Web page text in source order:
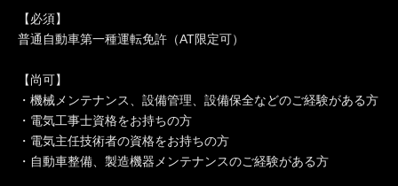
【必須】
普通自動車第一種運転免許（AT限定可）
【尚可】
・機械メンテナンス、設備管理、設備保全などのご経験がある方
・電気工事士資格をお持ちの方
・電気主任技術者の資格をお持ちの方
・自動車整備、製造機器メンテナンスのご経験がある方